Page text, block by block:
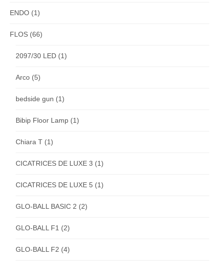
ENDO (1)
FLOS (66)
2097/30 LED (1)
Arco (5)
bedside gun (1)
Bibip Floor Lamp (1)
Chiara T (1)
CICATRICES DE LUXE 3 (1)
CICATRICES DE LUXE 5 (1)
GLO-BALL BASIC 2 (2)
GLO-BALL F1 (2)
GLO-BALL F2 (4)